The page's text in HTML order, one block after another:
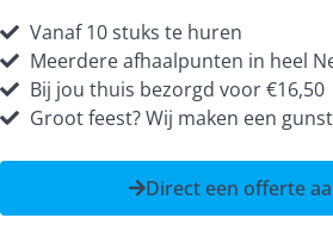
Vanaf 10 stuks te huren
Meerdere afhaalpunten in heel
Bij jou thuis bezorgd voor €16,50
Groot feest? Wij maken een
Direct een offerte